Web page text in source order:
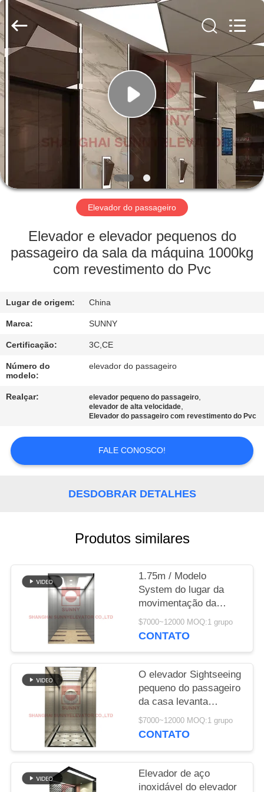
CASA
PRODUTOS
VÍDEOS
SOBRE
NÓS
EXCURSÃO
DA
FÁBRICA
CONTROLE
DA
QUALIDADE
CONTACTE-
NOS
PEÇA
PRIVACY
POLICY
SHANGHAI
ELEVATOR
CO.,LTD.
All
Rights
Reserved.
Elevador do passageiro
Elevador e elevador pequenos do
passageiro da sala da máquina 1000kg
com revestimento do Pvc
Lugar de origem: China
Marca: SUNNY
Certificação: 3C,CE
Número do
modelo:
elevador do passageiro
Realçar: elevador pequeno do passageiro,
elevador de alta velocidade,
Elevador do passageiro com revestimento do Pvc
FALE CONOSCO!
DESDOBRAR DETALHES
Produtos similares
1.75m / Modelo
System do lugar da
movimentação da
velocidade do elevador
do elevador do
$7000~12000 MOQ:1 grupo
CONTATO
O elevador Sightseeing
pequeno do passageiro
da casa levanta
elevadores de vidro
panorâmicos
$7000~12000 MOQ:1 grupo
CONTATO
Elevador de aço
inoxidável do elevador